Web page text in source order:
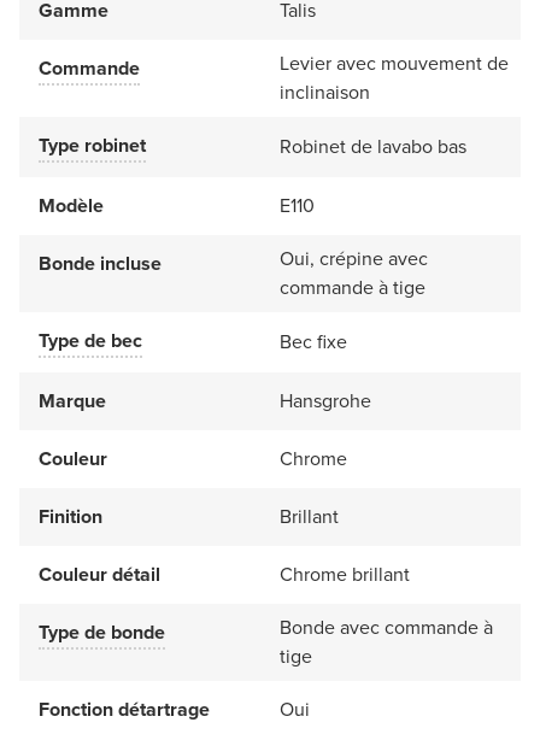
Gamme Talis
Commande
Levier avec mouvement de
inclinaison
Type robinet
Robinet de lavabo bas
Modèle E110
Bonde incluse
Oui, crépine avec
commande à tige
Type de bec
Bec fixe
Marque Hansgrohe
Couleur Chrome
Finition Brillant
Couleur détail Chrome brillant
Type de bonde
Bonde avec commande à
tige
Fonction détartrage
Oui